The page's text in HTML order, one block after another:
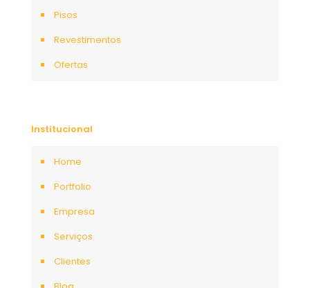
Pisos
Revestimentos
Ofertas
Institucional
Home
Portfolio
Empresa
Serviços
Clientes